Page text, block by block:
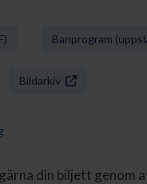
Banprogram
Bildarkiv
din biljett genom